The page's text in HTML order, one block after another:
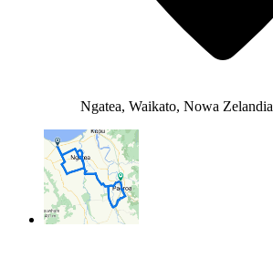
Ngatea, Waikato, Nowa Zelandia